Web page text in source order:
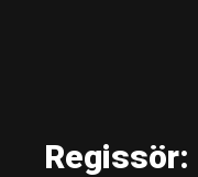
Regissör: